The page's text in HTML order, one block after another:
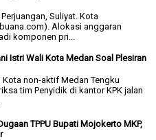
Suliyat. Kota
Alokasi anggaran
komponen pri...
Istri Wali Kota Medan Soal Plesiran
Kota non-aktif Medan Tengku
tim Penyidik di kantor KPK jalan
TPPU Bupati Mojokerto MKP,